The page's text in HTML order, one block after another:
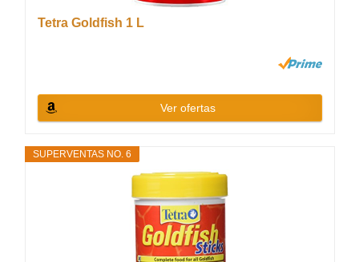
Tetra Goldfish 1 L
Ver ofertas
SUPERVENTAS NO. 6